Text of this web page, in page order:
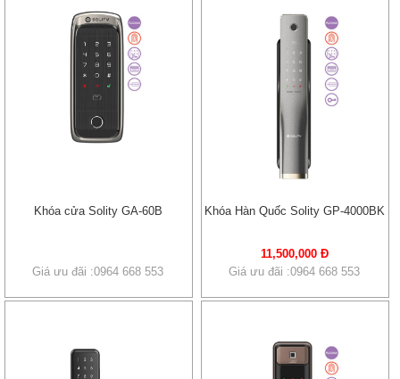
Khóa cửa Solity GA-60B
Giá ưu đãi :0964 668 553
Khóa Hàn Quốc Solity GP-4000BK
11,500,000 Đ
Giá ưu đãi :0964 668 553